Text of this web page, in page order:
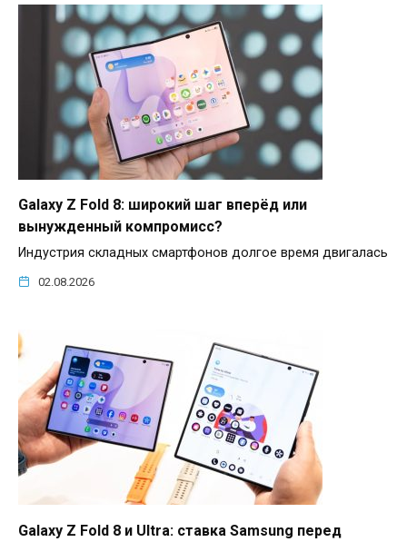
Galaxy Z Fold 8: широкий шаг вперёд или
вынужденный компромисс?
Индустрия складных смартфонов долгое время двигалась
02.08.2026
Galaxy Z Fold 8 и Ultra: ставка Samsung перед